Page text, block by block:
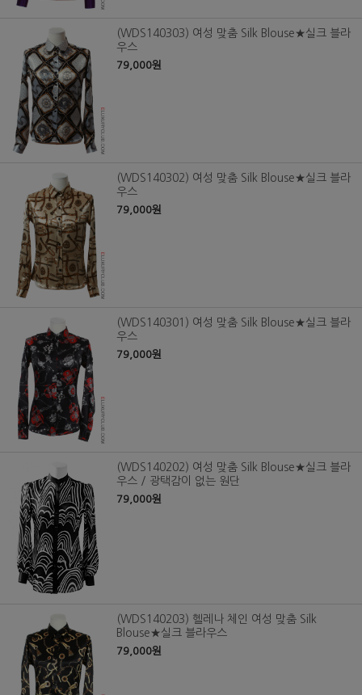
(WDS140303) 여성 맞춤 Silk Blouse★실크 블라
우스
79,000원
(WDS140302) 여성 맞춤 Silk Blouse★실크 블라
우스
79,000원
(WDS140301) 여성 맞춤 Silk Blouse★실크 블라
우스
79,000원
(WDS140202) 여성 맞춤 Silk Blouse★실크 블라
우스 / 광택감이 없는 원단
79,000원
(WDS140203) 헬레나 체인 여성 맞춤 Silk
Blouse★실크 블라우스
79,000원